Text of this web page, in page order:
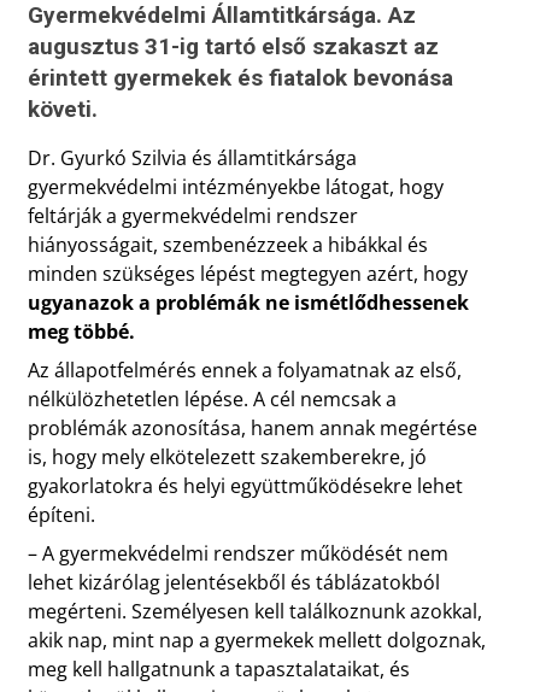
Gyermekvédelmi Államtitkársága. Az
augusztus 31-ig tartó első szakaszt az
érintett gyermekek és fiatalok bevonása
követi.
Dr. Gyurkó Szilvia és államtitkársága
gyermekvédelmi intézményekbe látogat, hogy
feltárják a gyermekvédelmi rendszer
hiányosságait, szembenézzeek a hibákkal és
minden szükséges lépést megtegyen azért, hogy
ugyanazok a problémák ne ismétlődhessenek
meg többé.
Az állapotfelmérés ennek a folyamatnak az első,
nélkülözhetetlen lépése. A cél nemcsak a
problémák azonosítása, hanem annak megértése
is, hogy mely elkötelezett szakemberekre, jó
gyakorlatokra és helyi együttműködésekre lehet
építeni.
– A gyermekvédelmi rendszer működését nem
lehet kizárólag jelentésekből és táblázatokból
megérteni. Személyesen kell találkoznunk azokkal,
akik nap, mint nap a gyermekek mellett dolgoznak,
meg kell hallgatnunk a tapasztalataikat, és